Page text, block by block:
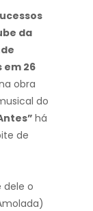
da
26
obra
do
há
de
dele o